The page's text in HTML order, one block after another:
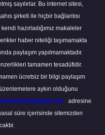
sayılırlar. Bu internet sitesi,
şirketi ile hiçbir bağlantısı
hazırladığımız makaleler
haber niteliği taşımamakta
paylaşım yapılmamaktadır.
tamamen tesadüfidir.
ücretsiz bir bilgi paylaşım
aykırı olduğunu
adresine
süre içerisinde sitemizden